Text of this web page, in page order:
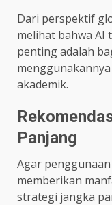
Dari perspektif
melihat bahwa AI
penting adalah
akademik.
Panjang
Agar
memberikan
strategi jangka